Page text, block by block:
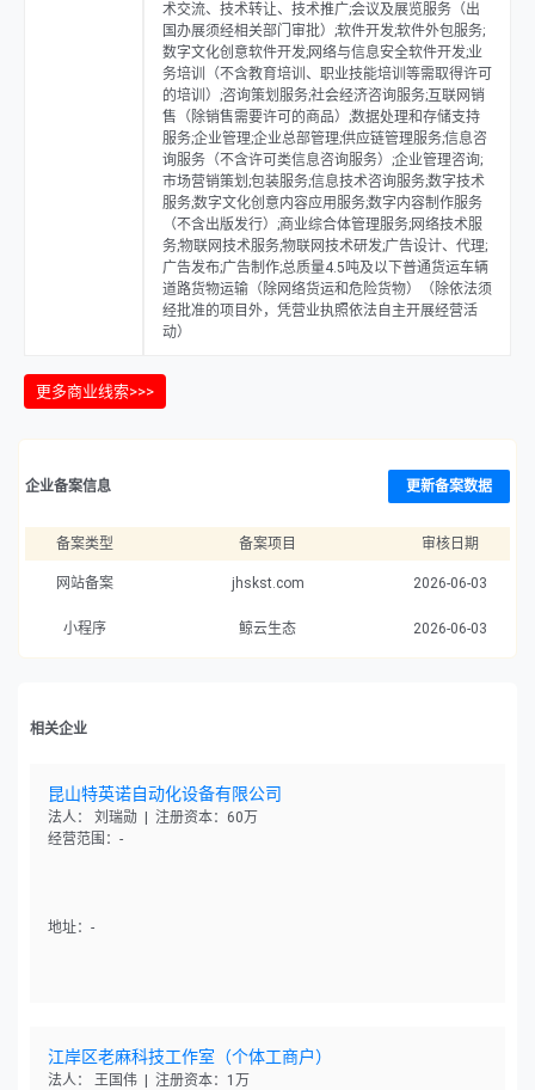
术交流、技术转让、技术推广;会议及展览服务（出
国办展须经相关部门审批）;软件开发;软件外包服务;
数字文化创意软件开发;网络与信息安全软件开发;业
务培训（不含教育培训、职业技能培训等需取得许可
的培训）;咨询策划服务;社会经济咨询服务;互联网销
售（除销售需要许可的商品）;数据处理和存储支持
服务;企业管理;企业总部管理;供应链管理服务;信息咨
询服务（不含许可类信息咨询服务）;企业管理咨询;
市场营销策划;包装服务;信息技术咨询服务;数字技术
服务;数字文化创意内容应用服务;数字内容制作服务
（不含出版发行）;商业综合体管理服务;网络技术服
务;物联网技术服务;物联网技术研发;广告设计、代理;
广告发布;广告制作;总质量4.5吨及以下普通货运车辆
道路货物运输（除网络货运和危险货物）（除依法须
经批准的项目外，凭营业执照依法自主开展经营活
动）
更多商业线索>>>
企业备案信息 更新备案数据
备案类型 备案项目 审核日期
网站备案 jhskst.com 2026-06-03
小程序 鲸云生态 2026-06-03
相关企业
昆山特英诺自动化设备有限公司
法人： 刘瑞勋 | 注册资本：60万
经营范围：-
地址：-
江岸区老麻科技工作室（个体工商户）
法人： 王国伟 | 注册资本：1万